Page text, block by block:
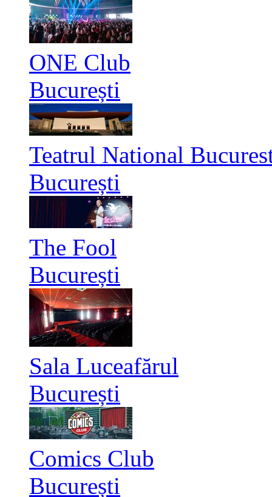
ONE Club
București
Teatrul National
București
The Fool
București
Sala Luceafărul
București
Comics Club
București